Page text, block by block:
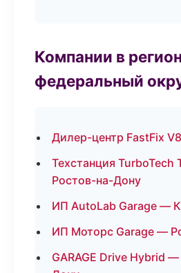
Компании в
федеральный
Дилер-центр FastFix
Техстанция TurboTech
Ростов-на-Дону
ИП AutoLab Garage —
ИП Моторс Garage —
GARAGE Drive Hybrid